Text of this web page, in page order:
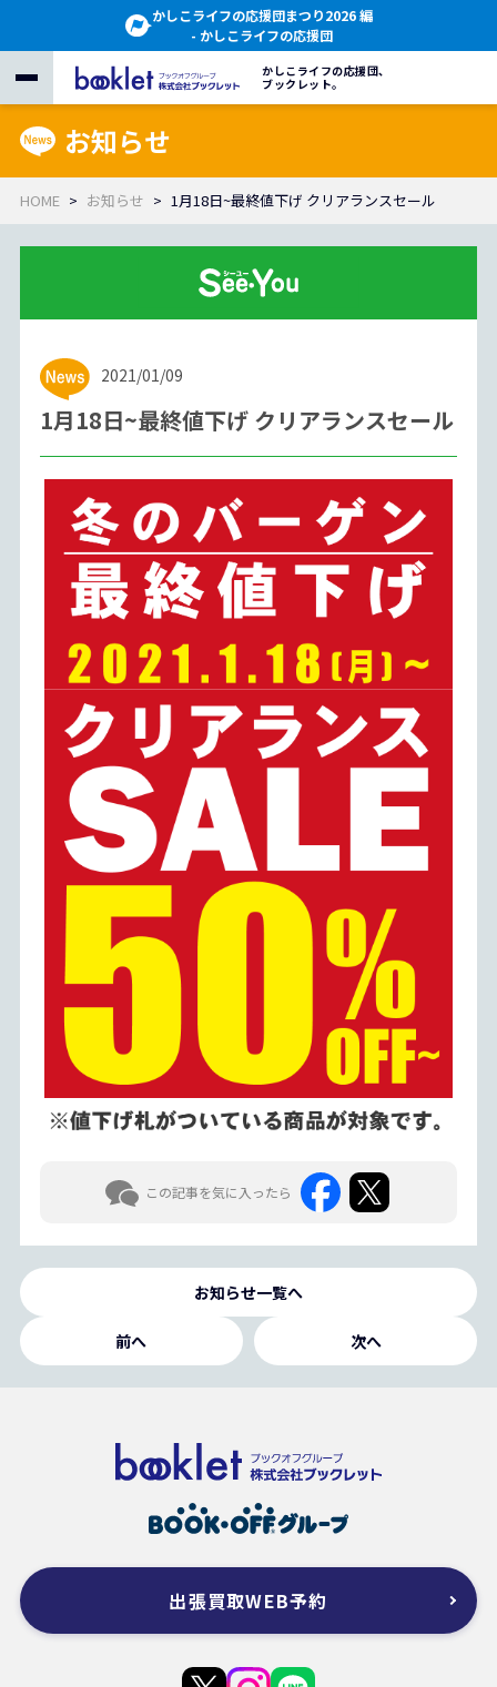
かしこライフの応援団まつり2026 編
- かしこライフの応援団
かしこライフの応援団、
ブックレット。
お知らせ
HOME お知らせ 1月18日~最終値下げ クリアランスセール
2021/01/09
1月18日~最終値下げ クリアランスセール
この記事を気に入ったら
お知らせ一覧へ
前へ 次へ
出張買取WEB予約